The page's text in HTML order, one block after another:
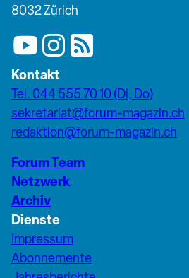
8032 Zürich
Kontakt
Tel. 044 555 70 10 (Di, Do)
sekretariat@forum-magazin.ch
redaktion@forum-magazin.ch
Forum Team
Netzwerk
Archiv
Dienste
Impressum
Abonnemente